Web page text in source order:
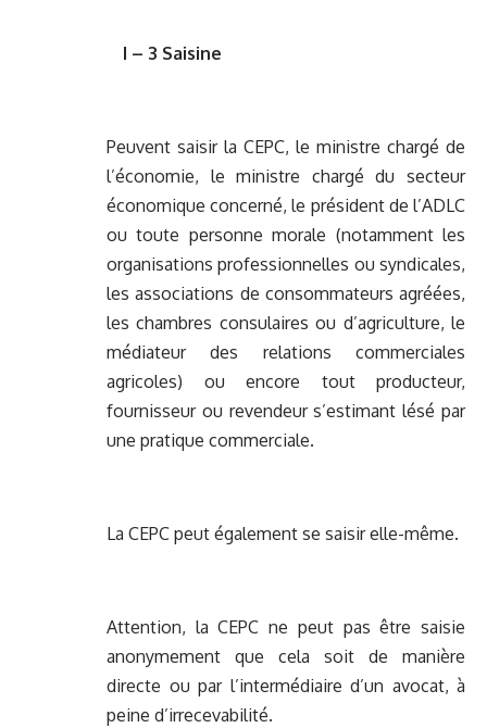
I – 3 Saisine
Peuvent saisir la CEPC, le ministre chargé de
l’économie, le ministre chargé du secteur
économique concerné, le président de l’ADLC
ou toute personne morale (notamment les
organisations professionnelles ou syndicales,
les associations de consommateurs agréées,
les chambres consulaires ou d’agriculture, le
médiateur des relations commerciales
agricoles) ou encore tout producteur,
fournisseur ou revendeur s’estimant lésé par
une pratique commerciale.
La CEPC peut également se saisir elle-même.
Attention, la CEPC ne peut pas être saisie
anonymement que cela soit de manière
directe ou par l’intermédiaire d’un avocat, à
peine d’irrecevabilité.